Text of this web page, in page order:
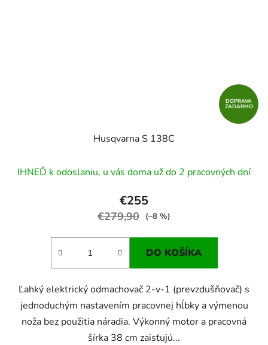
DOPRAVA
ZADARMO
Husqvarna S 138C
IHNEĎ k odoslaniu, u vás doma už do 2 pracovných dní
€255
€279,90 (–8 %)
DO KOŠÍKA
Ľahký elektrický odmachovač 2-v-1 (prevzdušňovač) s
jednoduchým nastavením pracovnej hĺbky a výmenou
noža bez použitia náradia. Výkonný motor a pracovná
šírka 38 cm zaisťujú...